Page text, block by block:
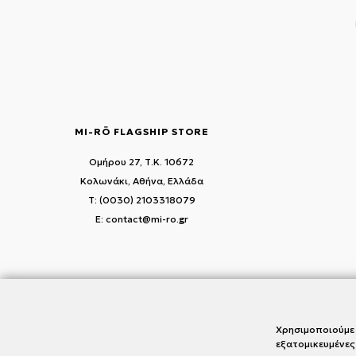
MI-RŌ FLAGSHIP STORE
Ομήρου 27, Τ.Κ. 10672
Κολωνάκι, Αθήνα, Ελλάδα
T: (0030) 2103318079
E: contact@mi-ro.gr